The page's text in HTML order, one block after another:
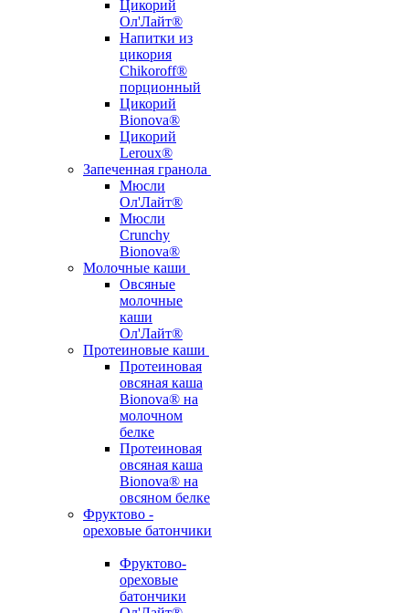
Цикорий
Ол'Лайт®
Напитки из
цикория
Chikoroff®
порционный
Цикорий
Bionova®
Цикорий
Leroux®
Запеченная гранола
Мюсли
Ол'Лайт®
Мюсли
Crunchy
Bionova®
Молочные каши
Овсяные
молочные
каши
Ол'Лайт®
Протеиновые каши
Протеиновая
овсяная каша
Bionova® на
молочном
белке
Протеиновая
овсяная каша
Bionova® на
овсяном белке
Фруктово -
ореховые батончики
Фруктово-
ореховые
батончики